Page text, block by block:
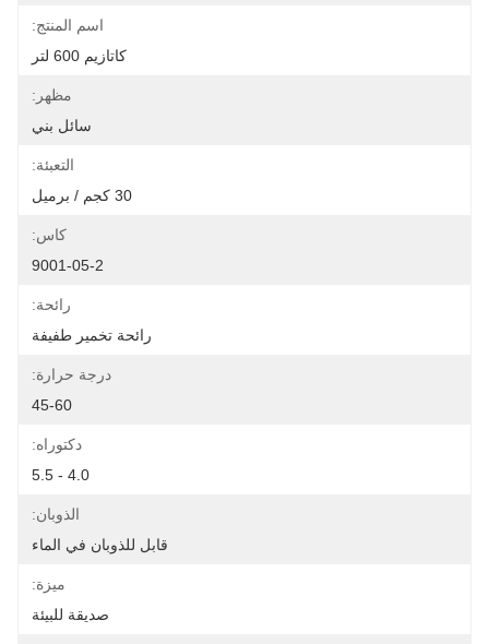
اسم المنتج:
كاتازيم 600 لتر
مظهر:
سائل بني
التعبئة:
30 كجم / برميل
كاس:
9001-05-2
رائحة:
رائحة تخمير طفيفة
درجة حرارة:
45-60
دكتوراه:
4.0 - 5.5
الذوبان:
قابل للذوبان في الماء
ميزة:
صديقة للبيئة